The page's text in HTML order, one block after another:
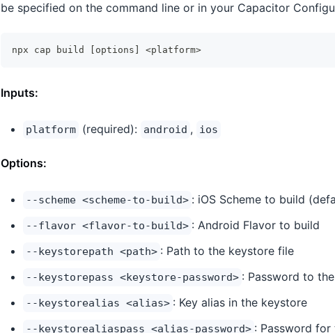
be specified on the command line or in your Capacitor
npx cap build options <platform>
Inputs:
platform (required): android , ios
Options:
--scheme <scheme-to-build> : iOS Scheme to build
--flavor <flavor-to-build> : Android Flavor to build
--keystorepath <path> : Path to the keystore file
--keystorepass <keystore-password> : Password to
--keystorealias <alias> : Key alias in the keystore
--keystorealiaspass <alias-password> : Password